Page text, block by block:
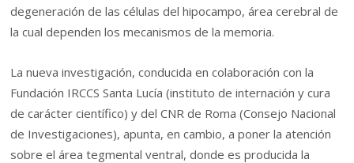
degeneración de las células del hipocampo, área cerebral de
la cual dependen los mecanismos de la memoria.
La nueva investigación, conducida en colaboración con la
Fundación IRCCS Santa Lucía (instituto de internación y cura
de carácter científico) y del CNR de Roma (Consejo Nacional
de Investigaciones), apunta, en cambio, a poner la atención
sobre el área tegmental ventral, donde es producida la